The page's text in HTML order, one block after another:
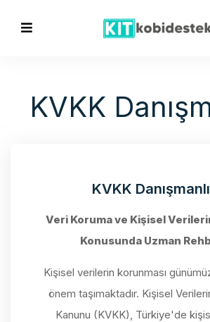
KVKK
KVKK
Veri Koruma ve Kişisel
Konusunda Uzman
Kişisel verilerin korunması
önem taşımaktadır. Kişisel
Kanunu (KVKK), Türkiye'de